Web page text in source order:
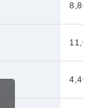
8,800
4,400